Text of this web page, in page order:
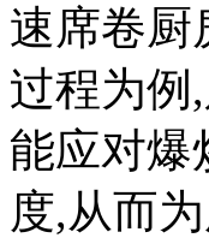
速席卷厨
过程为例
能应对爆
度,从而